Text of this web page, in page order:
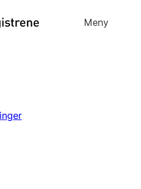
til
Meny